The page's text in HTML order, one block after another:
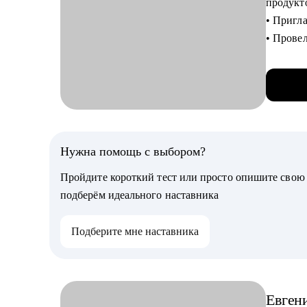
•
•
•
•
•
•
• Ты
Нужна помощь с выбором?
Пройдите короткий тест или просто опишите
подберём идеального наставника
Подберите мне наставника